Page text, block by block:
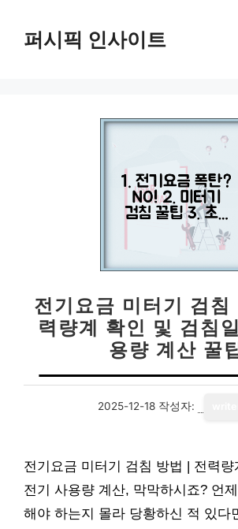
퍼시픽 인사이트
전기요금 미터기 검
력량계 확인 및 검침
용량 계산 꿀
2025-12-18 작성자:
전기요금 미터기 검침 방법 | 전력량
전기 사용량 계산, 막막하시죠? 언
해야 하는지 몰라 당황하신 적 있다